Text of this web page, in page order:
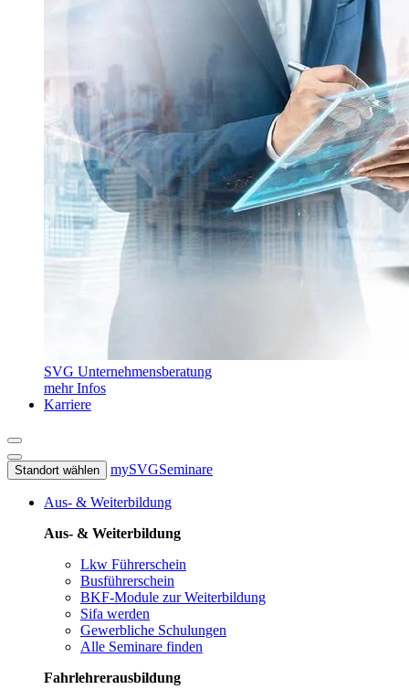
SVG Unternehmensberatung
mehr Infos
Karriere
Standort wählen mySVGSeminare
Aus- & Weiterbildung
Aus- & Weiterbildung
Lkw Führerschein
Busführerschein
BKF-Module zur Weiterbildung
Sifa werden
Gewerbliche Schulungen
Alle Seminare finden
Fahrlehrerausbildung